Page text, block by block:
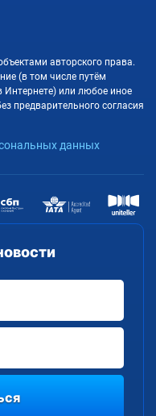
авторского права.
(в том числе путём
Интернете) или любое иное
предварительного согласия
данных